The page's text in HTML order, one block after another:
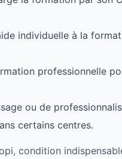
individuelle à la
professionnelle
ou de
certains centres.
condition